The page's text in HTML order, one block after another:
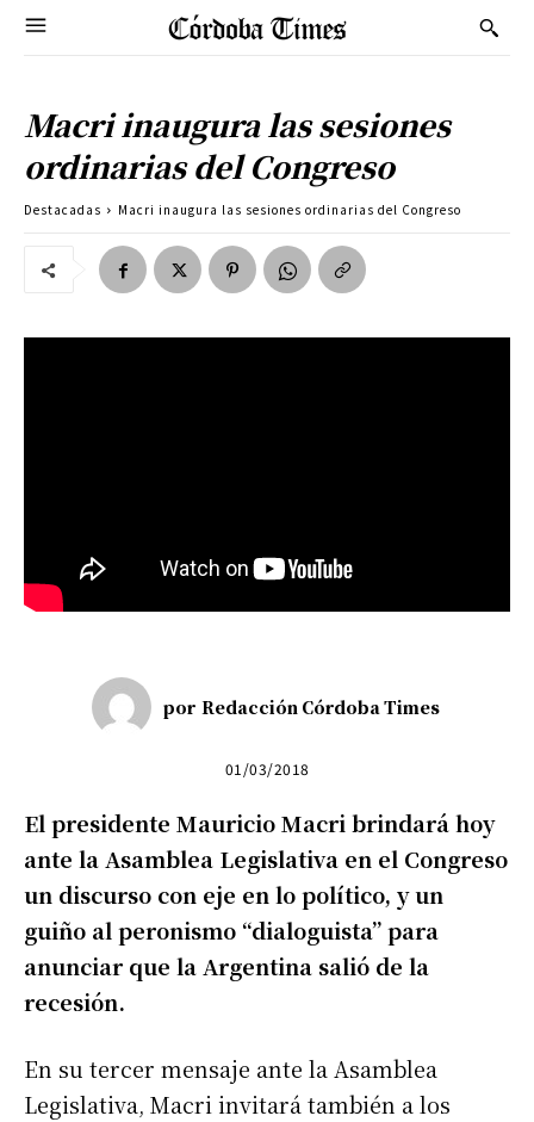
Macri inaugura las sesiones
ordinarias del Congreso
Destacadas Macri inaugura las sesiones ordinarias del Congreso
por Redacción Córdoba Times
01/03/2018
El presidente Mauricio Macri brindará hoy
ante la Asamblea Legislativa en el Congreso
un discurso con eje en lo político, y un
guiño al peronismo “dialoguista” para
anunciar que la Argentina salió de la
recesión.
En su tercer mensaje ante la Asamblea
Legislativa, Macri invitará también a los